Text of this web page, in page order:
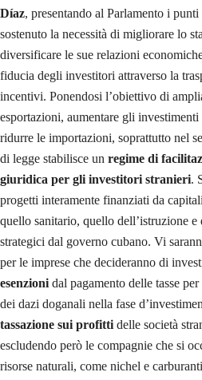
Díaz, presentando al Parlamento i
sostenuto la necessità di migliorare lo
diversificare le sue relazioni
fiducia degli investitori attraverso la
incentivi. Ponendosi l’obiettivo di
esportazioni, aumentare gli
ridurre le importazioni, soprattutto nel
di legge stabilisce un regime di
giuridica per gli investitori stranieri.
progetti interamente finanziati da
quello sanitario, quello dell’istruzione e
strategici dal governo cubano. Vi
per le imprese che decideranno di
esenzioni dal pagamento delle tasse
dei dazi doganali nella fase
tassazione sui profitti delle società
escludendo però le compagnie che si
risorse naturali, come nichel e